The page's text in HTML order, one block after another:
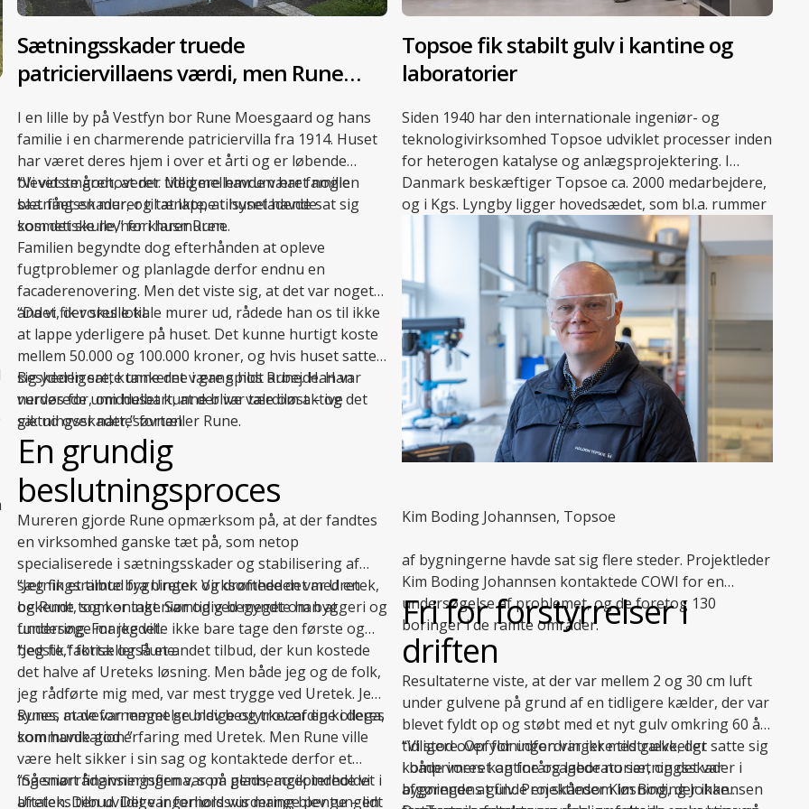
Sætningsskader truede
patriciervillaens værdi, men Rune
I en lille by på Vestfyn bor Rune Moesgaard og hans
familie i en charmerende patriciervilla fra 1914. Huset
har været deres hjem i over et årti og er løbende
blevet smårenoveret. Med mellemrum har familien
bl.a. fået en murer til at lappe tilsyneladende
kosmetiske revner i husmuren.
“Vi vidste godt, at der tidligere havde været nogle
sætningsskader, og tænkte, at huset havde sat sig
som det skulle,” forklarer Rune.
Familien begyndte dog efterhånden at opleve
fugtproblemer og planlagde derfor endnu en
facaderenovering. Men det viste sig, at det var noget
andet, der skulle til.
“Da vi fik vores lokale murer ud, rådede han os til ikke
at lappe yderligere på huset. Det kunne hurtigt koste
mellem 50.000 og 100.000 kroner, og hvis huset satte
sig yderligere, kunne det være spildt arbejde. Han
vurderede umiddelbart, at der var tale om aktive
sætningsskader,” fortæller Rune.
Beskeden satte tankerne i gang hos Rune. Han var
nervøs for, om huset kunne blive værdiløst – og det
gik ud over nattesøvnen.
En grundig
beslutningsproces
Mureren gjorde Rune opmærksom på, at der fandtes
en virksomhed ganske tæt på, som netop
specialiserede i sætningsskaderog stabilisering af
sætningsramte bygninger. Virksomheden var Uretek,
og Rune tog kontakt. Samtidig begyndte han at
undersøge markedet.
“Jeg fik et tilbud fra Uretek og drøftede det med en
bekendt, som er ingeniør og ved meget om byggeri og
fundering. For jeg ville ikke bare tage den første og
bedste,” fortæller Rune.
“Jeg fik faktisk også et andet tilbud, der kun kostede
det halve af Ureteks løsning. Men både jeg og de folk,
jeg rådførte mig med, var mest trygge ved Uretek. Jeg
synes, at de var meget grundige og troværdige i deres
kommunikation.”
Runes mavefornemmelse blev bestyrket af en kollega,
som havde god erfaring med Uretek. Men Rune ville
være helt sikker i sin sag og kontaktede derfor et
ingeniørrådgivningsfirma, som gennemgik indholdet i
aftalen. Den uvildige ingeniørs vurdering blev tungen
“Så snart finansieringen var på plads, accepterede vi
Ureteks tilbud. Det var forholdsvis mange penge – lidt
Topsoe fik stabilt gulv i kantine og
laboratorier
Siden 1940 har den internationale ingeniør- og
teknologivirksomhed Topsoe udviklet processer inden
for heterogen katalyse og anlægsprojektering. I
Danmark beskæftiger Topsoe ca. 2000 medarbejdere,
og i Kgs. Lyngby ligger hovedsædet, som bl.a. rummer
adskillige laboratorier, der danner rammen om
virksomhedens forskningsarbejde.
Kim Boding Johannsen, Topsoe
af bygningerne havde sat sig flere steder. Projektleder
Kim Boding Johannsen kontaktede COWI for en
undersøgelse af problemet, og de foretog 130
boringer i de ramte områder.
Fri for forstyrrelser i
driften
Resultaterne viste, at der var mellem 2 og 30 cm luft
under gulvene på grund af en tidligere kælder, der var
blevet fyldt op og støbt med et nyt gulv omkring 60 år
tidligere. Opfyldningen var ikke tilstrækkeligt
komprimeret og forårsagede nu sætningsskader i
bygningens gulv. Projektleder Kim Boding Johannsen
“Vi stod over for udfordringer med gulve, der satte sig
i både vores kantine og laboratorier, og det var
afgørende at finde en skånsom løsning, der ikke